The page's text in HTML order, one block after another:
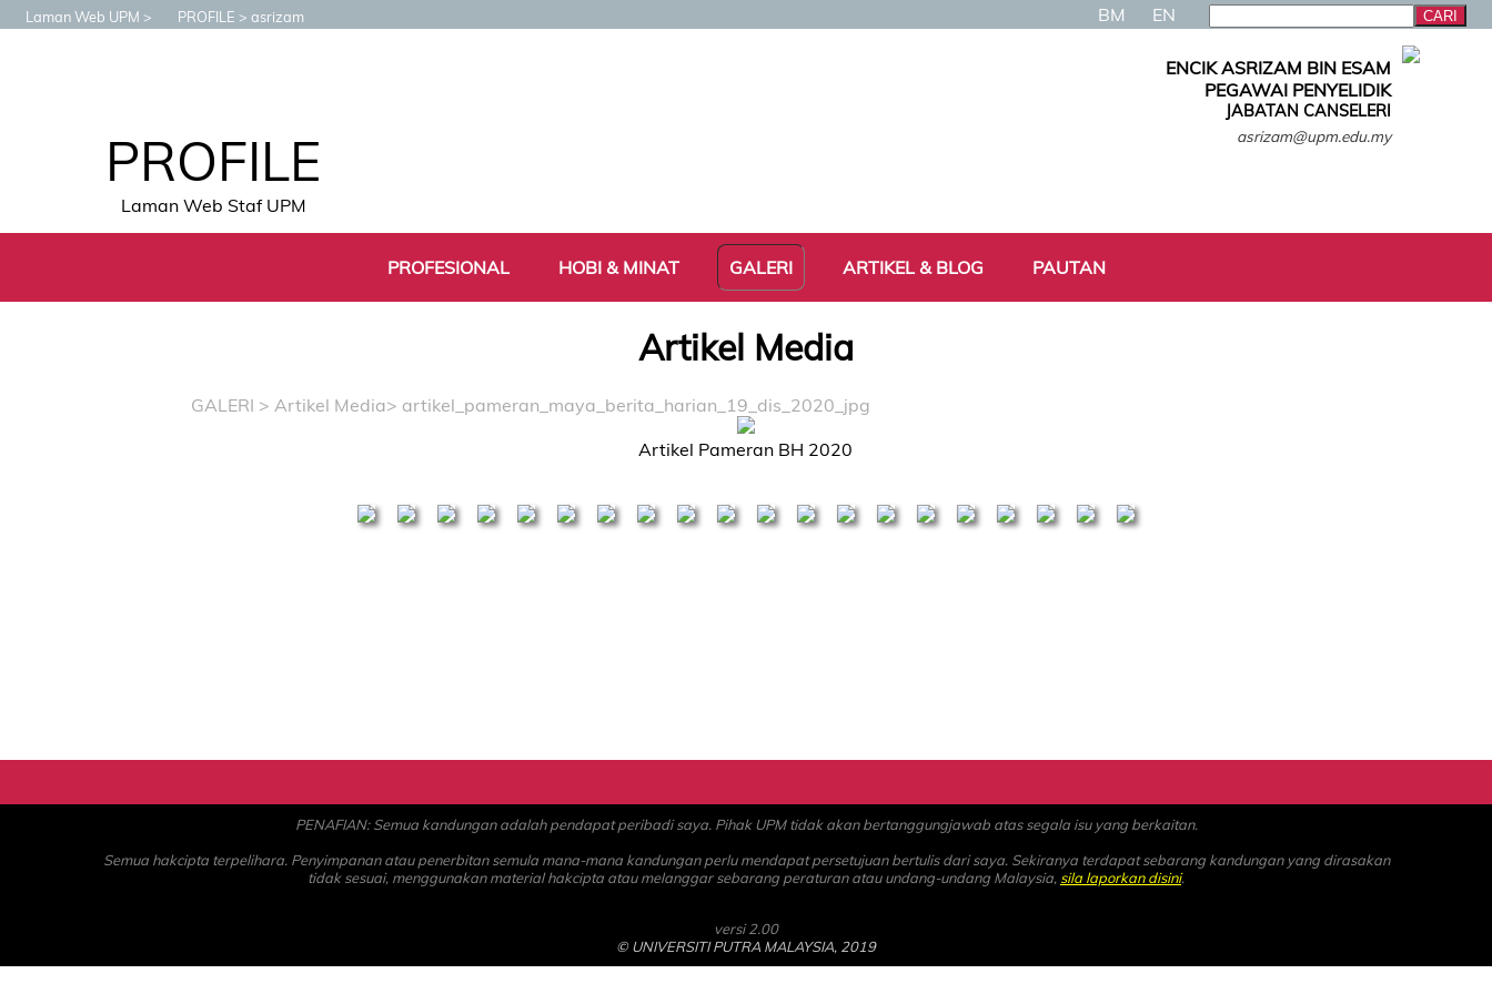
Laman Web UPM PROFILE asrizam BM EN
PROFILE
Laman Web Staf UPM
ENCIK ASRIZAM BIN ESAM
PEGAWAI PENYELIDIK
JABATAN CANSELERI
asrizam@upm.edu.my
PROFESIONAL HOBI & MINAT GALERI ARTIKEL & BLOG PAUTAN
Artikel Media
GALERI > Artikel Media> artikel_pameran_maya_berita_harian_19_dis_2020_jpg
Artikel Pameran BH 2020
PENAFIAN: Semua kandungan adalah pendapat peribadi saya. Pihak UPM tidak akan bertanggungjawab atas segala isu yang berkaitan.
Semua hakcipta terpelihara. Penyimpanan atau penerbitan semula mana-mana kandungan perlu mendapat persetujuan bertulis dari saya. Sekiranya terdapat sebarang kandungan yang dirasakan
tidak sesuai, menggunakan material hakcipta atau melanggar sebarang peraturan atau undang-undang Malaysia, sila laporkan disini.
versi 2.00
© UNIVERSITI PUTRA MALAYSIA, 2019